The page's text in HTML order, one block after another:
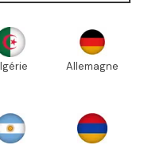
Allemagne